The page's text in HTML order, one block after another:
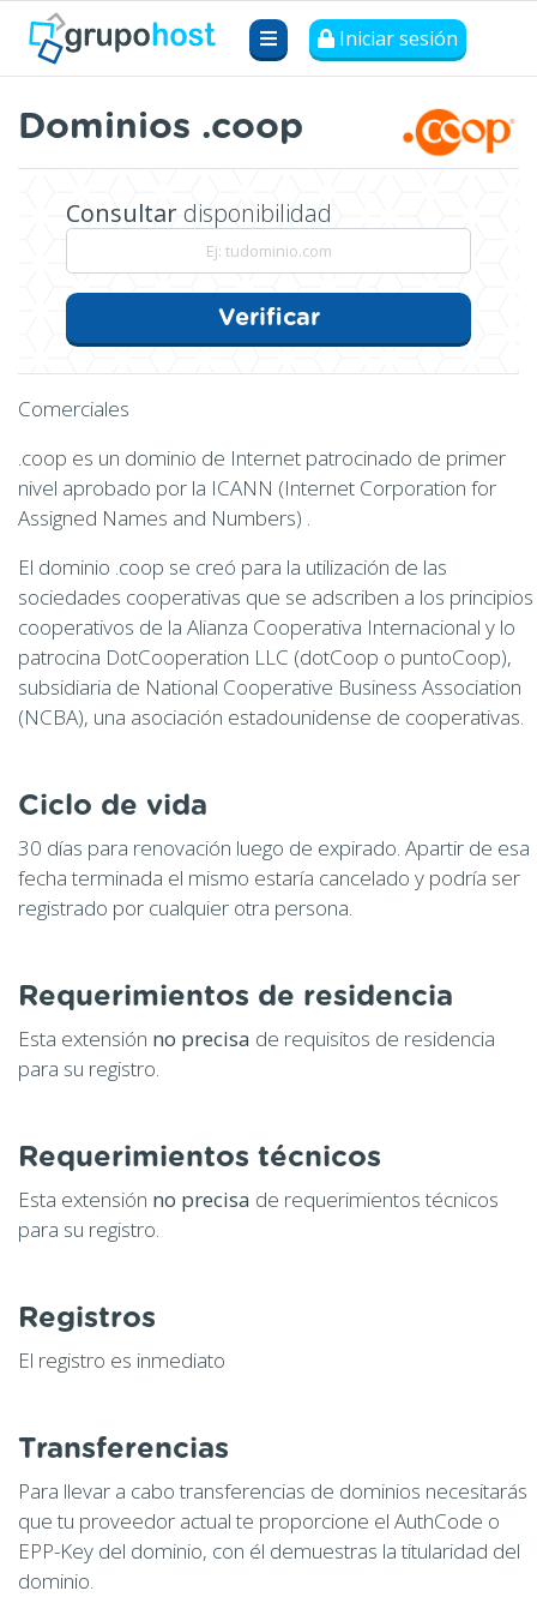
Iniciar sesión
Dominios .coop
Consultardisponibilidad
Verificar
Comerciales
.coop es un dominio de Internet patrocinado de primer
nivel aprobado por la ICANN (Internet Corporation for
Assigned Names and Numbers) .
El dominio .coop se creó para la utilización de las
sociedades cooperativas que se adscriben a los principios
cooperativos de la Alianza Cooperativa Internacional y lo
patrocina DotCooperation LLC (dotCoop o puntoCoop),
subsidiaria de National Cooperative Business Association
(NCBA), una asociación estadounidense de cooperativas.
Ciclo de vida
30 días para renovación luego de expirado. Apartir de esa
fecha terminada el mismo estaría cancelado y podría ser
registrado por cualquier otra persona.
Requerimientos de residencia
Esta extensión no precisa de requisitos de residencia
para su registro.
Requerimientos técnicos
Esta extensión no precisa de requerimientos técnicos
para su registro.
Registros
El registro es inmediato
Transferencias
Para llevar a cabo transferencias de dominios necesitarás
que tu proveedor actual te proporcione el AuthCode o
EPP-Key del dominio, con él demuestras la titularidad del
dominio.